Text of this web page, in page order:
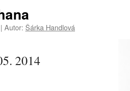
| Autor: Šárka Handlová
2014